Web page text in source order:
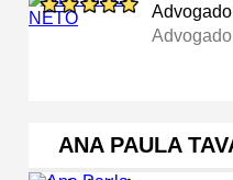
Advogado
ANA PAULA